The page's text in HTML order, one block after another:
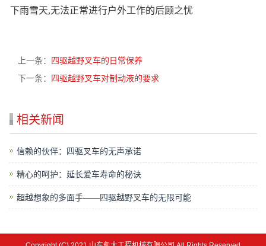
下雨雪天,无法正常进行户外工作的后顾之忧
上一条：
四驱越野叉车的日常保养
下一条：
四驱越野叉车对制动液的要求
相关新闻
信赖的伙伴：四驱叉车的无声承诺
精心的呵护：延长爱车寿命的秘诀
超越想象的多面手——四驱越野叉车的无限可能